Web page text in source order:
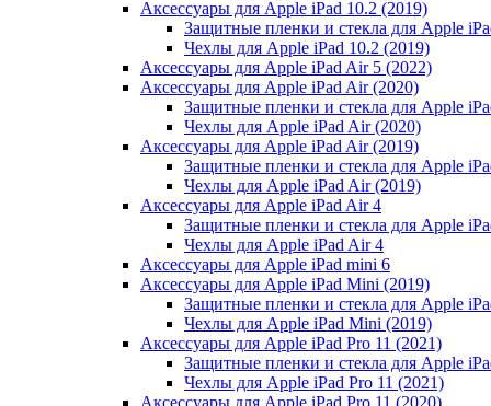
Аксессуары для Apple iPad 10.2 (2019)
Защитные пленки и стекла для Apple
Чехлы для Apple iPad 10.2 (2019)
Аксессуары для Apple iPad Air 5 (2022)
Аксессуары для Apple iPad Air (2020)
Защитные пленки и стекла для Apple
Чехлы для Apple iPad Air (2020)
Аксессуары для Apple iPad Air (2019)
Защитные пленки и стекла для Apple
Чехлы для Apple iPad Air (2019)
Аксессуары для Apple iPad Air 4
Защитные пленки и стекла для Apple
Чехлы для Apple iPad Air 4
Аксессуары для Apple iPad mini 6
Аксессуары для Apple iPad Mini (2019)
Защитные пленки и стекла для Apple
Чехлы для Apple iPad Mini (2019)
Аксессуары для Apple iPad Pro 11 (2021)
Защитные пленки и стекла для Apple
Чехлы для Apple iPad Pro 11 (2021)
Аксессуары для Apple iPad Pro 11 (2020)